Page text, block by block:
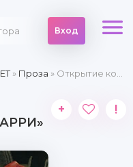
Вход
» Проза » Открытие колбасы «карри»
+ !